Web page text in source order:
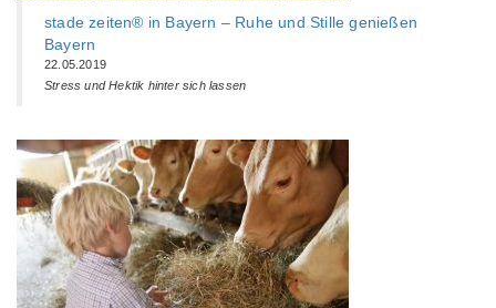
stade zeiten® in Bayern – Ruhe und Stille genießen
Bayern
22.05.2019
Stress und Hektik hinter sich lassen